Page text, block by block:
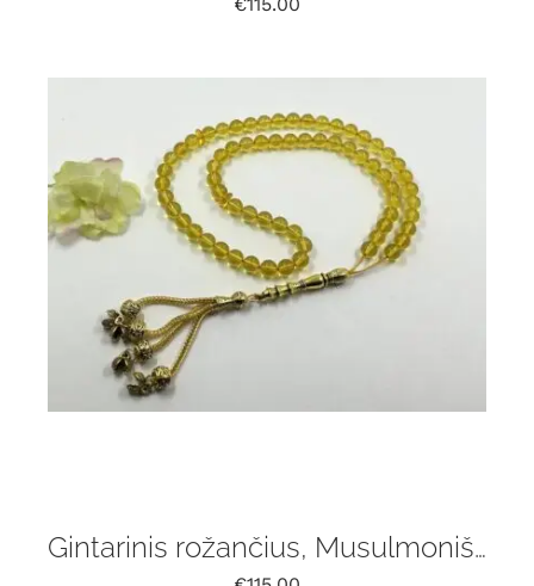
Gintarinis rožančius, Musulmoniškas rožinis 66 vnt, tasbih